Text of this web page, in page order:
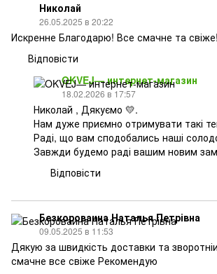
Николай
26.05.2025 в 20:22
Искренне Благодарю! Все смачне та
Відповісти
OKVEJ— интернет-магазин
18.02.2026 в 17:57
Николай , Дякуємо 💛.
Нам дуже приємно отримувати такі
Раді, що вам сподобались наші
Завжди будемо раді вашим новим
Відповісти
Безкороваина Наталья Петрівна
09.05.2025 в 11:53
Дякую за швидкість доставки та
смачне все свіже Рекомендую